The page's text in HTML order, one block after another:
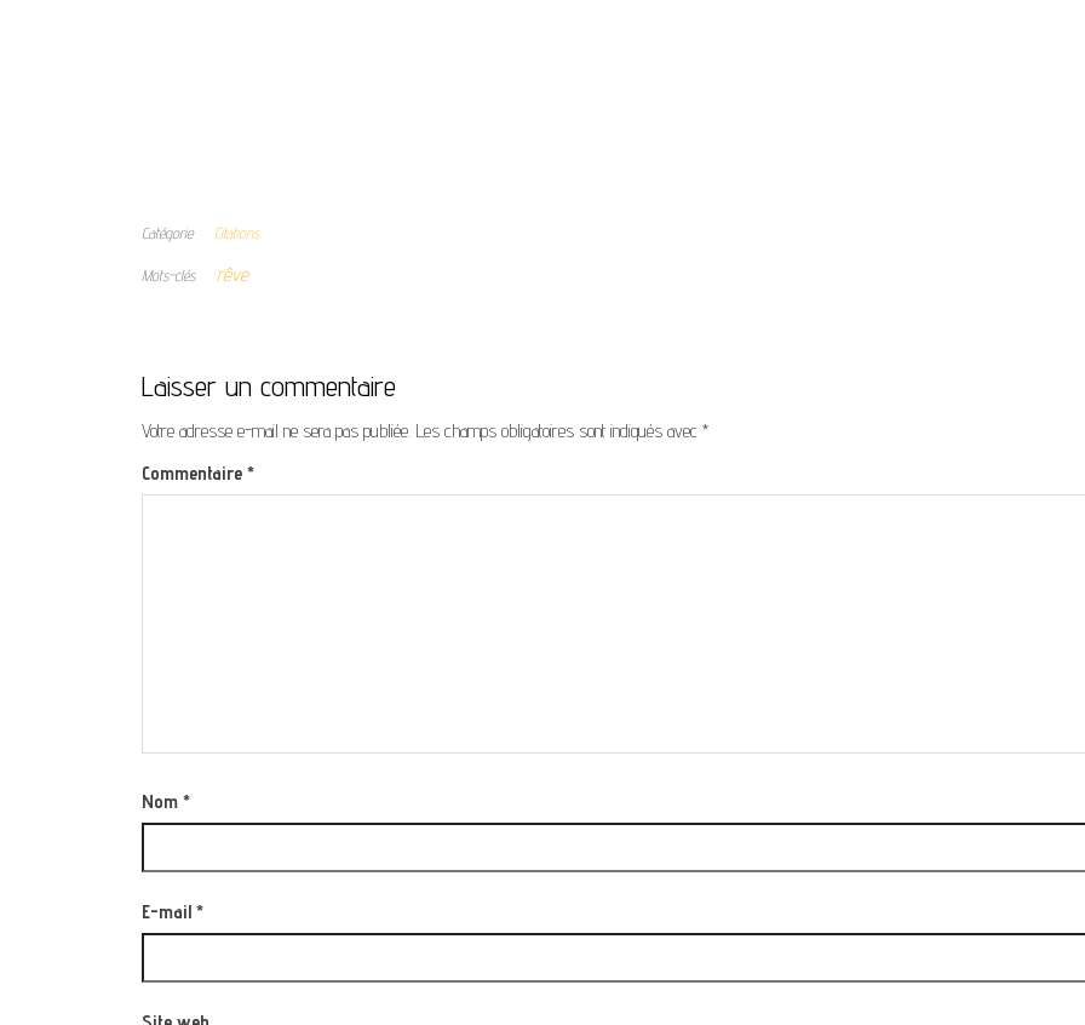
Catégorie Citations
Mots-clés rêve
Laisser un commentaire
Votre adresse e-mail ne sera pas publiée. Les champs obligatoires sont indiqués avec *
Commentaire *
Nom *
E-mail *